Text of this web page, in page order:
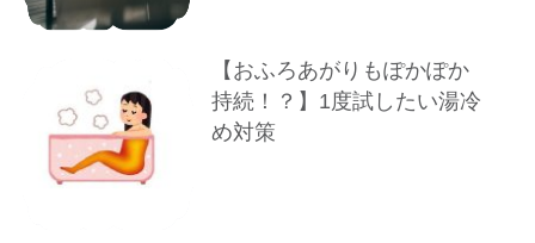
【おふろあがりもぽかぽか
持続！？】1度試したい湯冷
め対策